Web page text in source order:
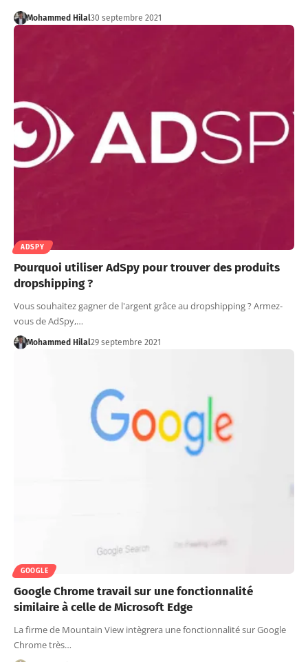
Mohammed Hilal30 septembre 2021
ADSPY
Pourquoi utiliser AdSpy pour trouver des produits
dropshipping ?
Vous souhaitez gagner de l'argent grâce au dropshipping ? Armez-
vous de AdSpy,…
Mohammed Hilal29 septembre 2021
GOOGLE
Google Chrome travail sur une fonctionnalité
similaire à celle de Microsoft Edge
La firme de Mountain View intègrera une fonctionnalité sur Google
Chrome très…